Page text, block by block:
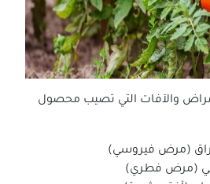
والآفات التي تصيب محصول
(مرض فيروسي)
(مرض فطري)